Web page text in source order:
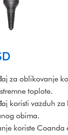
za oblikovanje
toplote.
koristi vazduh za
obima.
koriste Coanda